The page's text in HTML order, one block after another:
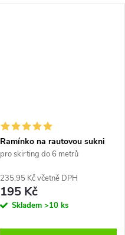
Ramínko na rautovou sukni
pro skirting do 6 metrů
235,95 Kč včetně DPH
195 Kč
Skladem >10 ks